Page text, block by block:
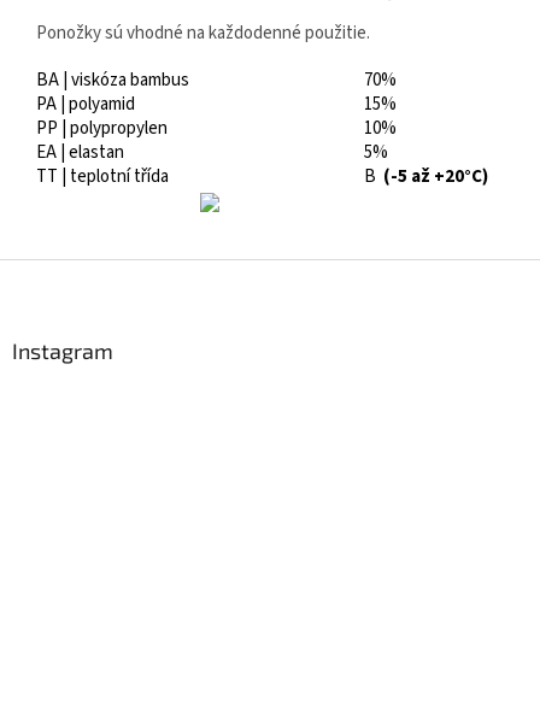
Ponožky sú vhodné na každodenné použitie.
BA | viskóza bambus
70%
PA | polyamid
15%
PP | polypropylen
10%
EA | elastan
5%
TT | teplotní třída
B (-5 až +20°C)
Instagram